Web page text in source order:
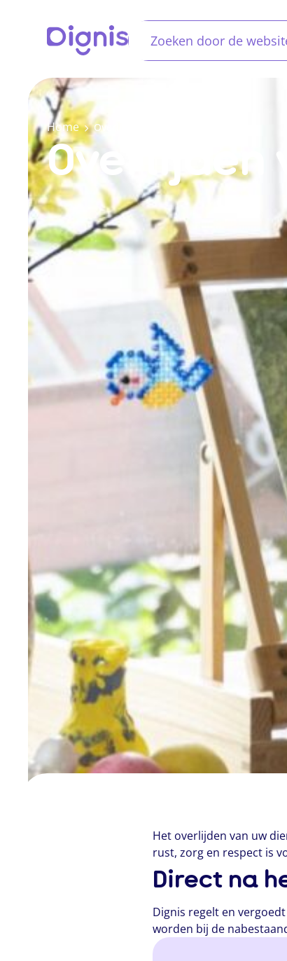
Home Overlijden van uw dierbare
Overlijden
Het overlijden van uw
rust, zorg en respect is
Direct na
Dignis regelt en
worden bij de